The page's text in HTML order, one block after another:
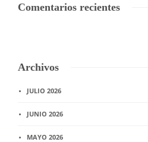
Comentarios recientes
Archivos
JULIO 2026
JUNIO 2026
MAYO 2026